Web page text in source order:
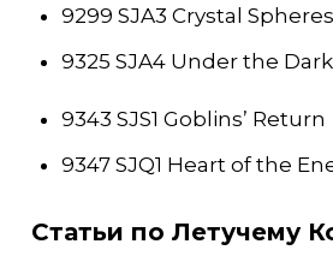
9299 SJA3 Crystal Spheres
9325 SJA4 Under the
9343 SJS1 Goblins’ Return
9347 SJQ1 Heart of the
Статьи по Летучему